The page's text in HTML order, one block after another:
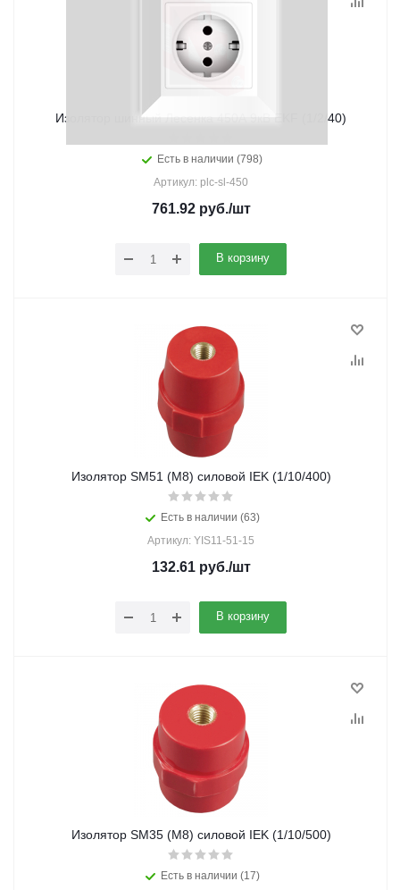
Изолятор шинный Лесенка 450А 9кВ EKF (1/2/40)
Есть в наличии (798)
Артикул: plc-sl-450
761.92руб./шт
В корзину
Изолятор SM51 (М8) силовой IEK (1/10/400)
Есть в наличии (63)
Артикул: YIS11-51-15
132.61руб./шт
В корзину
Изолятор SM35 (М8) силовой IEK (1/10/500)
Есть в наличии (17)